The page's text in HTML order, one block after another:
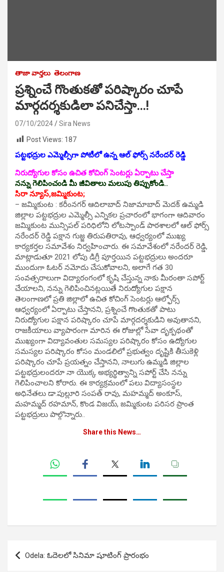
తాజా వార్తలు తెలంగాణ
ప్రశ్నించే గొంతుకతో పరిష్కారం చూపే
మార్గదర్శకుడిలా పనిచేస్తా…!
07/10/2024
Sira News
Post Views: 187
పట్టభద్రుల ఎమ్మెల్సీగా పోటీలో ఉన్న ఆల్ ఫోర్స్ నరేందర్ రెడ్డి
నిరుద్యోగుల కోసం ఉచిత కోచింగ్ సెంటర్లు ఏర్పాటు చేస్తా
నన్ను గెలిపించండి మీ జీవితాలు మలుపు తిప్పుకోండి..
సిరా న్యూస్,జమ్మికుంట;
– జమ్మికుంట : కరీంనగర్ ఆదిలాబాద్ నిజామాబాద్ మెదక్ ఉమ్మడి
జిల్లాల పట్టభద్రుల ఎమ్మెల్సీ ఎన్నికల ప్రచారంలో భాగంగా ఆదివారం
జమ్మికుంట మున్సిపల్ పరిధిలోని లోటస్పాండ్ పాఠశాలలో ఆల్ ఫోర్స్
నరేందర్ రెడ్డి పక్షాన గుజ్జ తిరుపతిరావు, ఆధ్వర్యంలో ముఖ్య
కార్యకర్తల సమావేశం నిర్వహించారు. ఈ సమావేశంలో నరేందర్ రెడ్డి,
మాట్లాడుతూ 2021 లోపు డిగ్రీ పూర్తయిన పట్టభద్రులు అందరూ
ముందుగా ఓటర్ నమోదు చేసుకోవాలని, అలాగే గత 30
సంవత్సరాలుగా విద్యారంగంలో కృషి చేస్తున్న నాకు మీరంతా సపోర్ట్
చేయాలని, నన్ను గెలిపించినట్లయితే నిరుద్యోగుల పక్షాన
తెలంగాణలో ప్రతి జిల్లాలో ఉచిత కోచింగ్ సెంటర్లు ఆల్ఫోర్స్
ఆధ్వర్యంలో ఏర్పాటు చేస్తానని, ప్రశ్నించే గొంతుకతో పాటు
నిరుద్యోగుల పక్షాన పరిష్కారం చూపే మార్గదర్శకుడిని అవుతానని,
రాజకీయాలు వ్యాపారంగా మారిన ఈ రోజుల్లో సేవా దృక్పథంతో
ముఖ్యంగా విద్యావంతుల సమస్యల పరిష్కారం కోసం ఉద్యోగుల
సమస్యల పరిష్కారం కోసం మండలిలో ప్రభుత్వం దృష్టికి తీసుకెళ్లి
పరిష్కారం చూపే ప్రయత్నం చేస్తానని, నాలుగు ఉమ్మడి జిల్లాల
పట్టభద్రులందరూ నా యొక్క అభ్యర్థిత్వాన్ని సపోర్ట్ చేసి నన్ను
గెలిపించాలని కోరారు. ఈ కార్యక్రమంలో పలు విద్యాసంస్థల
అధినేతలు డా.పుల్లూరి సంపత్ రావు, మహమ్మద్ అంకూస్,
మహమ్మద్ రహమాన్, కొండ విజయ్, జమ్మికుంట పరిసర ప్రాంత
పట్టభద్రులు పాల్గొన్నారు..
Share this News…
Post
navigation
Odela: ఓదెలలో సినిమా షూటింగ్ ప్రారంభం